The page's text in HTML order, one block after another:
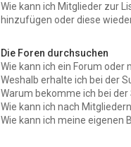
Wie kann ich Mitglieder zur
hinzufügen oder diese
Die Foren durchsuchen
Wie kann ich ein Forum oder
Weshalb erhalte ich bei der
Warum bekomme ich bei der
Wie kann ich nach
Wie kann ich meine eigenen